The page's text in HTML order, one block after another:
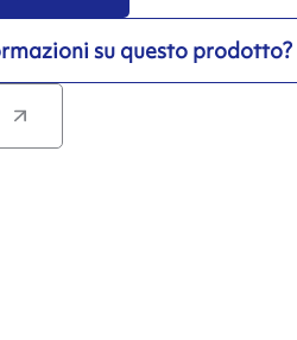
su questo prodotto?